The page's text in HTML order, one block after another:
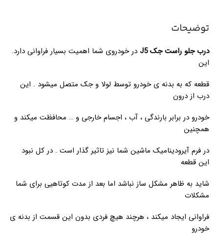
توضیحات
درب جلو راست جک J5
در خودروی شما اهمیت بسیار فراوانی دارد.
این
قطعه که به بدنه ی خودرو توسط لولا و جک متصل میشود . این
درب از درون
خودرو در برابر بارندگی ، آب ، اجسام خارجی و … محافظت میکند و
همچنین
در فرم آیرودینامیک ماشین شما نیز تاثیر گذار است . در کل نبود
این قطعه
شاید به ظاهر مشکل ساز نباشد اما بعد از مدت کوتاهیی برای شما
مشکلات
فراوانی ایجاد میکند ، هرچند هیچ فردی بدون این قسمت از بدنه ی
خودرو